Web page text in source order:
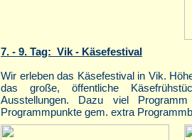
7. - 9. Tag: Vik - Käsefestival
Wir erleben das Käsefestival in Vik.
das große, öffentliche
Ausstellungen. Dazu viel
Programmpunkte gem. extra